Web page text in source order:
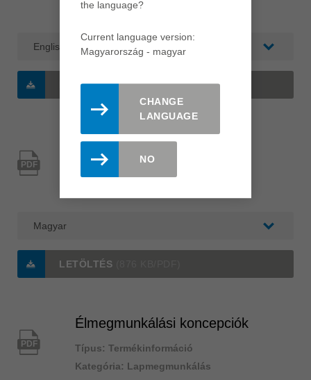
Kategória: Lapmegmunkálás
LETÖLTÉS(462 KB/PDF)
PDF
Diamaster WhisperCut®
Típus: Termékinformáció
LETÖLTÉS
PDF
Élmegmunkálási koncepciók
Típus: Termékinformáció
Kategória: Lapmegmunkálás
the language?
Current language version:
Magyarország - magyar
CHANGE
LANGUAGE
NO